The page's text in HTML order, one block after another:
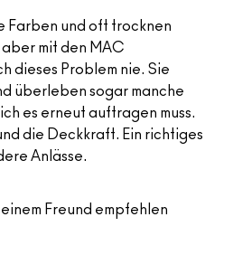
Farben und oft trocknen
mit den MAC
dieses Problem nie. Sie
überleben sogar manche
es erneut auftragen muss.
die Deckkraft. Ein richtiges
Anlässe.
Freund empfehlen